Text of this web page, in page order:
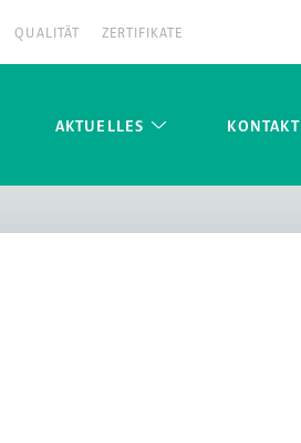
QUALITÄT ZERTIFIKATE
AKTUELLES KONTAKT